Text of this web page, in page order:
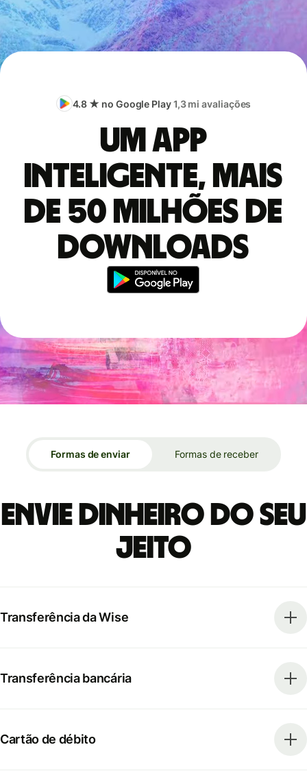
4.8 ★ no Google Play1,3 mi avaliações
Um app
inteligente, mais
de 50 milhões de
downloads
Formas de enviar Formas de receber
Envie dinheiro do seu
jeito
Transferência da Wise
Transferência bancária
Cartão de débito